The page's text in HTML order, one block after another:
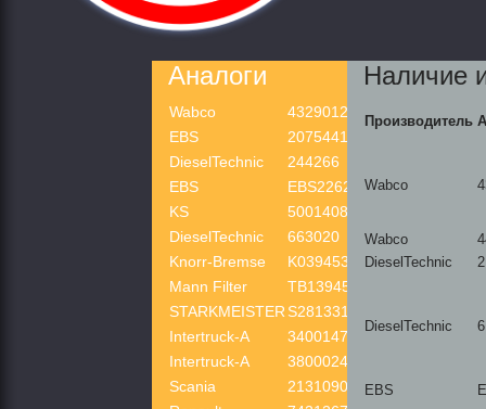
Аналоги
Wabco
4329012452
EBS
20754416
DieselTechnic
244266
EBS
EBS2262F
KS
50014089
DieselTechnic
663020
Knorr-Bremse
K039453
Mann Filter
TB13945X
STARKMEISTERS281331
Intertruck-A
3400147120
Intertruck-A
3800024520
Scania
2131090
Наличие
Производитель
Wabco
Wabco
DieselTechnic
DieselTechnic
EBS